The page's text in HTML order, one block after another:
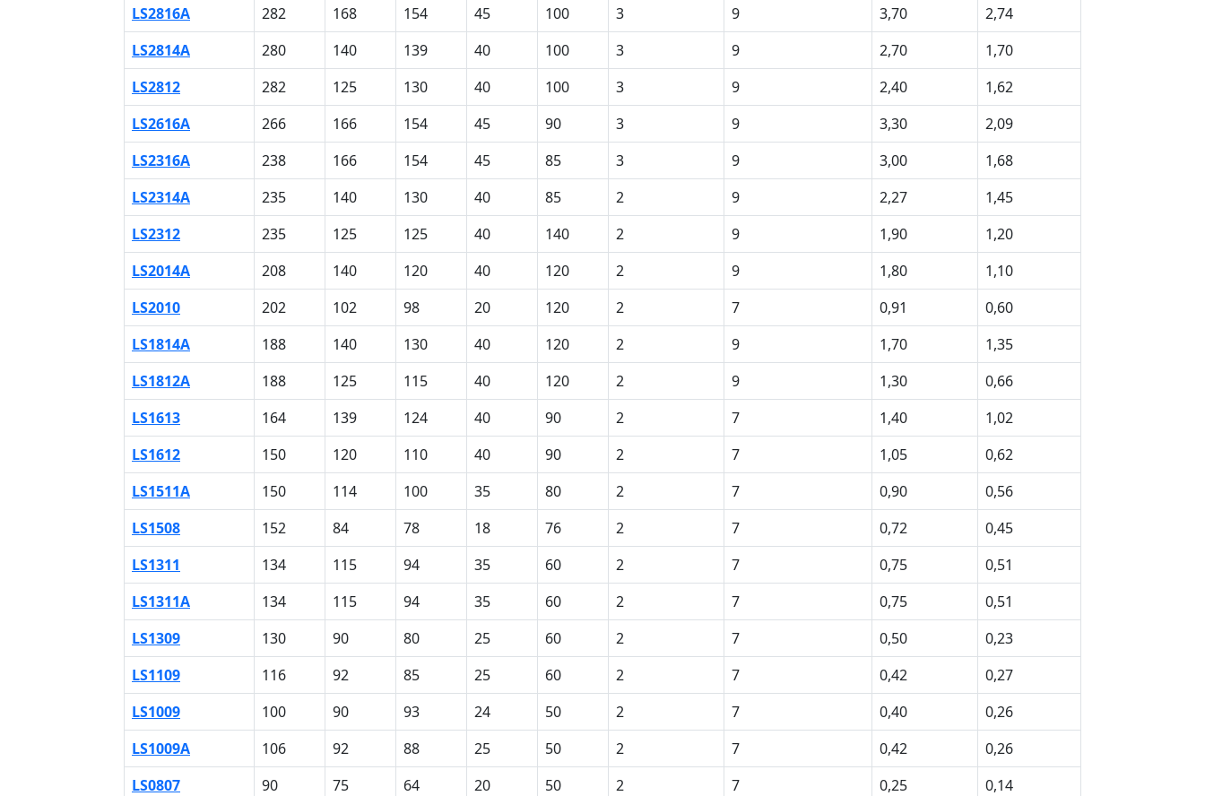
LS2816A
282 168 154 45 100 3 9 3,70
2,74
LS2814A
280 140 139 40 100 3 9 2,70
1,70
LS2812
282 125 130 40 100 3 9 2,40
1,62
LS2616A
266 166 154 45 90 3 9 3,30
2,09
LS2316A
238 166 154 45 85 3 9 3,00
1,68
LS2314A
235 140 130 40 85 2 9 2,27
1,45
LS2312
235 125 125 40 140 2 9 1,90
1,20
LS2014A
208 140 120 40 120 2 9 1,80
1,10
LS2010
202 102 98 20 120 2 7 0,91
0,60
LS1814A
188 140 130 40 120 2 9 1,70
1,35
LS1812A
188 125 115 40 120 2 9 1,30
0,66
LS1613
164 139 124 40 90 2 7 1,40
1,02
LS1612
150 120 110 40 90 2 7 1,05
0,62
LS1511A
150 114 100 35 80 2 7 0,90
0,56
LS1508
152 84 78 18 76 2 7 0,72
0,45
LS1311
134 115 94 35 60 2 7 0,75
0,51
LS1311A
134 115 94 35 60 2 7 0,75
0,51
LS1309
130 90 80 25 60 2 7 0,50
0,23
LS1109
116 92 85 25 60 2 7 0,42
0,27
LS1009
100 90 93 24 50 2 7 0,40
0,26
LS1009A
106 92 88 25 50 2 7 0,42
0,26
LS0807
90 75 64 20 50 2 7 0,25 0,14